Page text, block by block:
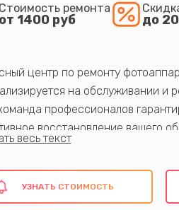
Стоимость ремонта
от 1400 руб до
центр по ремонту
на обслуживании и
профессионалов
восстановление вашего
-использование оригинальных
к нам сейчас!
УЗНАТЬ СТОИМОСТЬ